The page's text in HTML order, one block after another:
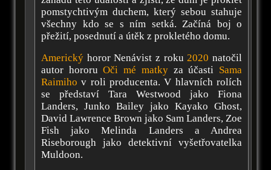
pomstychtivým duchem, který sebou stahuje
všechny kdo se s ním setká. Začíná boj o
přežití, posednutí a útěk z prokletého domu.
Americký horor Nenávist z roku2020 natočil
autor hororuOči mé matkyza účasti Sama
Raimiho v roli producenta. V hlavních rolích
se představí Tara Westwood jako Fiona
Landers, Junko Bailey jako Kayako Ghost,
David Lawrence Brown jako Sam Landers, Zoe
Fish jako Melinda Landers a Andrea
Riseborough jako detektivní vyšetřovatelka
Muldoon.